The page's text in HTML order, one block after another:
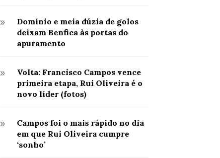
9
Domínio e meia dúzia de golos
deixam Benfica às portas do
apuramento
9
Volta: Francisco Campos vence
primeira etapa, Rui Oliveira é o
novo líder (fotos)
9
Campos foi o mais rápido no dia
em que Rui Oliveira cumpre
‘sonho’